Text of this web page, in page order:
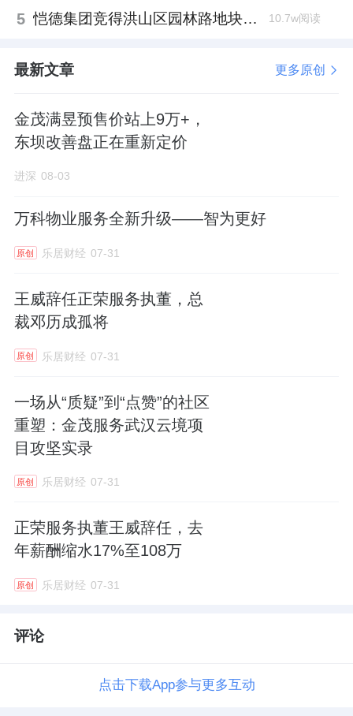
5 恺德集团竞得洪山区园林路地块，引入贝好家C2M产品定位及营销服务 10.7w阅读
最新文章 更多原创
金茂满昱预售价站上9万+，
东坝改善盘正在重新定价
进深 08-03
万科物业服务全新升级——智为更好
原创 乐居财经 07-31
王威辞任正荣服务执董，总
裁邓历成孤将
原创 乐居财经 07-31
一场从“质疑”到“点赞”的社区
重塑：金茂服务武汉云境项
目攻坚实录
原创 乐居财经 07-31
正荣服务执董王威辞任，去
年薪酬缩水17%至108万
原创 乐居财经 07-31
评论
点击下载App参与更多互动